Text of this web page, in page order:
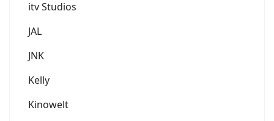
itv Studios
JAL
JNK
Kelly
Kinowelt